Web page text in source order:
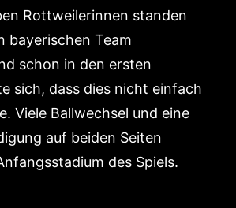
Rottweilerinnen standen
bayerischen Team
schon in den ersten
sich, dass dies nicht einfach
Viele Ballwechsel und eine
auf beiden Seiten
des Spiels.